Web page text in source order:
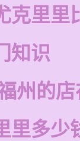
克里里
知识
州的
里多少